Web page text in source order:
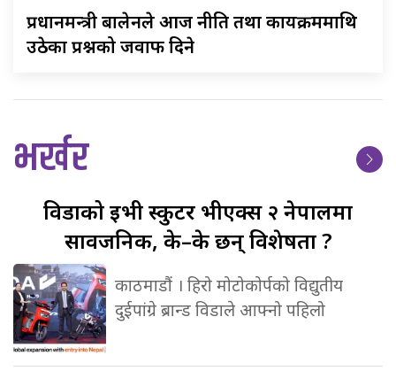
प्रधानमन्त्रीबालेनले आज नीति तथा कार्यक्रममाथि
उठेका प्रश्नको जवाफ दिने
भर्खर
विडाकोईभी स्कुटर भीएक्स २ नेपालमा
सार्वजनिक, के–के छन् विशेषता ?
काठमाडौं । हिरो मोटोकोर्पको विद्युतीय
दुईपांग्रे ब्रान्ड विडाले आफ्नो पहिलो